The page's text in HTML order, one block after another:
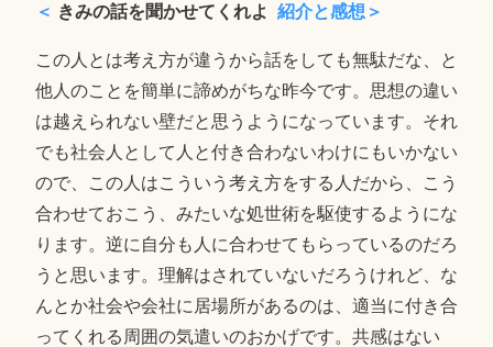
＜ きみの話を聞かせてくれよ 紹介と感想＞
この人とは考え方が違うから話をしても無駄だな、と
他人のことを簡単に諦めがちな昨今です。思想の違い
は越えられない壁だと思うようになっています。それ
でも社会人として人と付き合わないわけにもいかない
ので、この人はこういう考え方をする人だから、こう
合わせておこう、みたいな処世術を駆使するようにな
ります。逆に自分も人に合わせてもらっているのだろ
うと思います。理解はされていないだろうけれど、な
んとか社会や会社に居場所があるのは、適当に付き合
ってくれる周囲の気遣いのおかげです。共感はない